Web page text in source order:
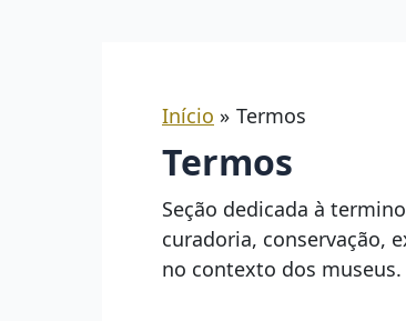
Início Termos
Termos
Seção dedicada à
curadoria, conservação,
no contexto dos museus.